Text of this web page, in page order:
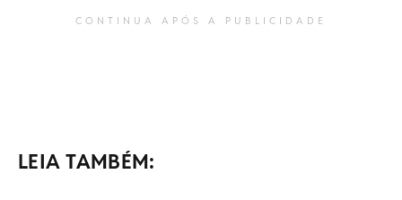
CONTINUA APÓS A PUBLICIDADE
LEIA TAMBÉM: